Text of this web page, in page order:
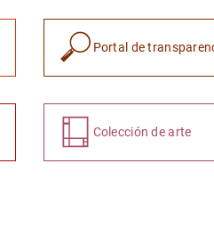
Portal de
Colección de arte